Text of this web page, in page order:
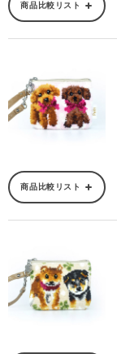
商品比較リスト
商品比較リスト